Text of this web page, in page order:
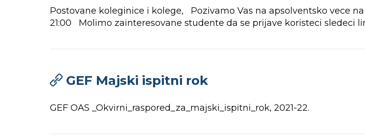
Postovane koleginice i kolege, Pozivamo Vas na apsolventsko vece
21:00 Molimo zainteresovane studente da se prijave koristeci sledeci
GEF Majski ispitni rok
GEF OAS _Okvirni_raspored_za_majski_ispitni_rok, 2021-22.